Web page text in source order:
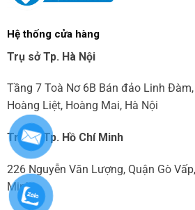
Hệ thống cửa hàng
Trụ sở Tp. Hà Nội
Tầng 7 Toà Nơ 6B Bán đảo Linh
Hoàng Liệt, Hoàng Mai, Hà Nội
Trụ sở Tp. Hồ Chí Minh
226 Nguyễn Văn Lượng, Quận Gò
Minh